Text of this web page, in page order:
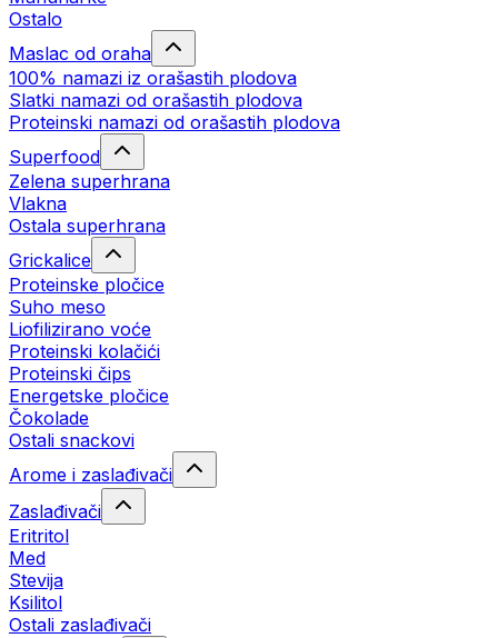
Ostalo
Maslac od oraha
100% namazi iz orašastih plodova
Slatki namazi od orašastih plodova
Proteinski namazi od orašastih plodova
Superfood
Zelena superhrana
Vlakna
Ostala superhrana
Grickalice
Proteinske pločice
Suho meso
Liofilizirano voće
Proteinski kolačići
Proteinski čips
Energetske pločice
Čokolade
Ostali snackovi
Arome i zaslađivači
Zaslađivači
Eritritol
Med
Stevija
Ksilitol
Ostali zaslađivači